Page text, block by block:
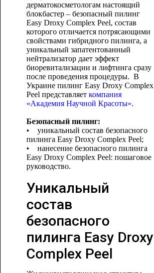
дерматокосметологам настоящий
блокбастер – безопасный пилинг
Easy Droxy Complex Peel, состав
которого отличается потрясающими
свойствами гибридного пилинга, а
уникальный запатентованный
нейтрализатор дает эффект
биоревитализации и лифтинга сразу
после проведения процедуры. В
Украине пилинг Easy Droxy Complex
Peel представляет компания
«Академия Научной Красоты».
Безопасный пилинг:
• уникальный состав безопасного
пилинга Easy Droxy Complex Peel;
• нанесение безопасного пилинга
Easy Droxy Complex Peel: пошаговое
руководство.
Уникальный
состав
безопасного
пилинга Easy Droxy
Complex Peel